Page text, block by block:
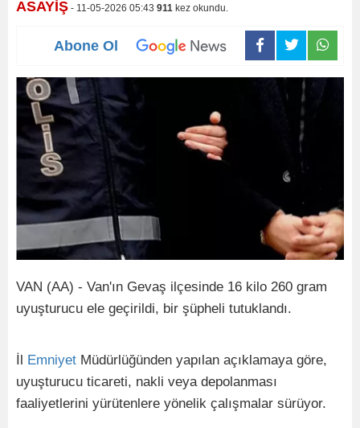
ASAYİŞ - 11-05-2026 05:43 911 kez okundu.
Abone Ol
VAN (AA) - Van'ın Gevaş ilçesinde 16 kilo 260 gram
uyuşturucu ele geçirildi, bir şüpheli tutuklandı.
İl Emniyet Müdürlüğünden yapılan açıklamaya göre,
uyuşturucu ticareti, nakli veya depolanması
faaliyetlerini yürütenlere yönelik çalışmalar sürüyor.